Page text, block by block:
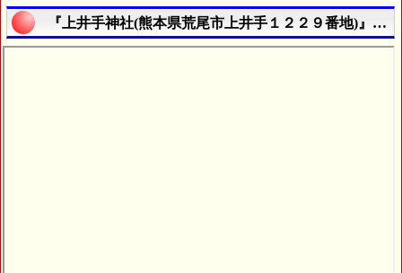
『上井手神社(熊本県荒尾市上井手１２２９番地)』の